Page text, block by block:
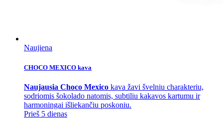
Naujiena
CHOCO MEXICO kava
Naujausia Choco Mexico kava žavi švelniu charakteriu,
sodriomis šokolado natomis, subtiliu kakavos kartumu ir
harmoningai išliekančiu poskoniu.
Prieš 5 dienas